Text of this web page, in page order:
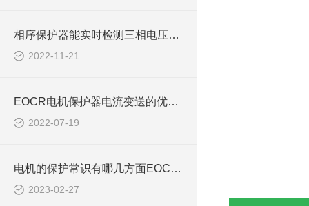
相序保护器能实时检测三相电压的变化情况EOCR-DS3T
2022-11-21
EOCR电机保护器电流变送的优势EOCR3E420-WRZ7
2022-07-19
电机的保护常识有哪几方面EOCRSS I3DM
2023-02-27